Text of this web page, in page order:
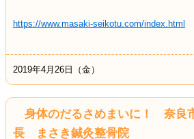
https://www.masaki-seikotu.com/index.html
2019年4月26日（金）
身体のだるさめまいに！ 奈
長 まさき鍼灸整骨院